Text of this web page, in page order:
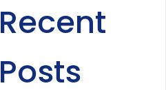
Recent
Posts